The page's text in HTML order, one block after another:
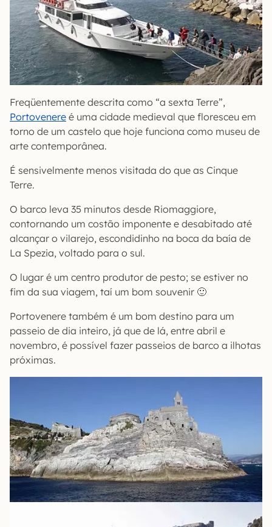
Freqüentemente descrita como “a sexta Terre”,
Portovenere é uma cidade medieval que floresceu em
torno de um castelo que hoje funciona como museu de
arte contemporânea.
É sensivelmente menos visitada do que as Cinque
Terre.
O barco leva 35 minutos desde Riomaggiore,
contornando um costão imponente e desabitado até
alcançar o vilarejo, escondidinho na boca da baía de
La Spezia, voltado para o sul.
O lugar é um centro produtor de pesto; se estiver no
fim da sua viagem, taí um bom souvenir 🙂
Portovenere também é um bom destino para um
passeio de dia inteiro, já que de lá, entre abril e
novembro, é possível fazer passeios de barco a ilhotas
próximas.